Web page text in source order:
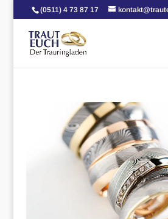
(0511) 4 73 87 17